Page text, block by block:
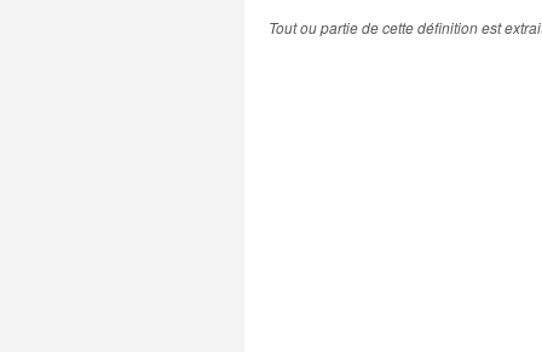
Tout ou partie de cette définition est